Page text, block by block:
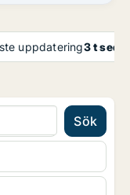
uppdatering3 t
Sök